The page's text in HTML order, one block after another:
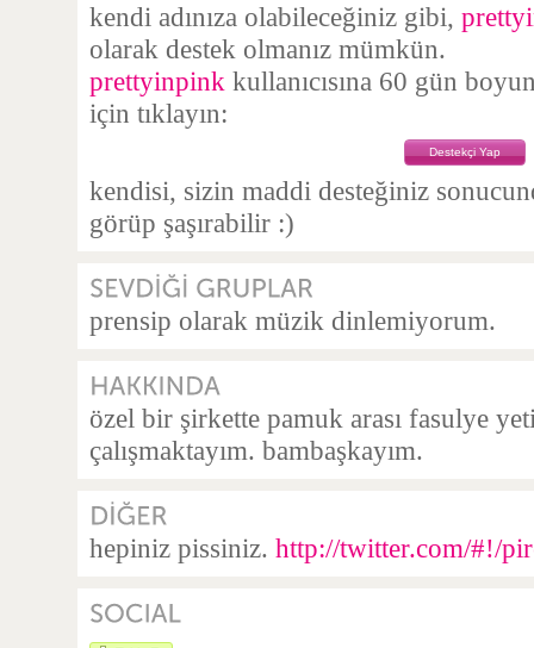
kendi adınıza olabileceğiniz gibi,
olarak destek olmanız mümkün.
prettyinpink kullanıcısına 60 gün
için tıklayın:
Destekçi Yap
kendisi, sizin maddi desteğiniz
görüp şaşırabilir :)
prensip olarak müzik dinlemiyorum.
özel bir şirkette pamuk arası fasulye
çalışmaktayım. bambaşkayım.
hepiniz pissiniz. http://twitter.com/#!/